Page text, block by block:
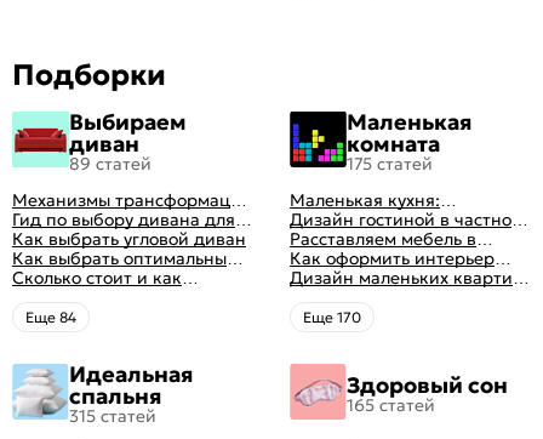
Подборки
Выбираем
диван
89 статей
Механизмы трансформации
диванов: все виды,
особенности, плюсы и
минусы
Гид по выбору дивана для
сна
Как выбрать угловой диван
Как выбрать оптимальный
цвет стен в гостиной: 50
фото и идей оформления
Сколько стоит и как
перетянуть диван
Eще 84
Маленькая
комната
175 статей
Маленькая кухня:
планировка, стили, цвет и
рисунок, реальные фото
Дизайн гостиной в частном
доме: 50 вариантов с фото
Расставляем мебель в
гостиной: главные правила
рациональной планировки
Как оформить интерьер
однокомнатной квартиры:
47 классных идей с фото
Дизайн маленьких квартир:
10 идей для дизайна
интерьера с фото
Eще 170
Идеальная
спальня
315 статей
Здоровый сон
165 статей